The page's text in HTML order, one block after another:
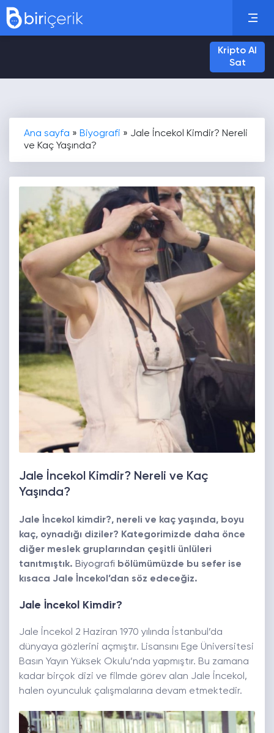
Kripto Al
Sat
Ana sayfa » Biyografi » Jale İncekol Kimdir? Nereli
ve Kaç Yaşında?
Jale İncekol Kimdir? Nereli ve Kaç
Yaşında?
Jale İncekol kimdir?, nereli ve kaç yaşında, boyu
kaç, oynadığı diziler? Kategorimizde daha önce
diğer meslek gruplarından çeşitli ünlüleri
tanıtmıştık. Biyografi bölümümüzde bu sefer ise
kısaca Jale İncekol’dan söz edeceğiz.
Jale İncekol Kimdir?
Jale İncekol 2 Haziran 1970 yılında İstanbul’da
dünyaya gözlerini açmıştır. Lisansını Ege Üniversitesi
Basın Yayın Yüksek Okulu’nda yapmıştır. Bu zamana
kadar birçok dizi ve filmde görev alan Jale İncekol,
halen oyunculuk çalışmalarına devam etmektedir.